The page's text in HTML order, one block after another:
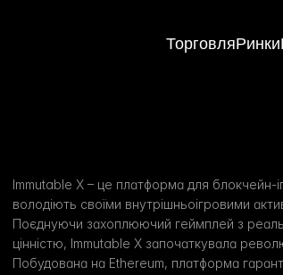
ТорговляРинки
Immutable X – це платформа для блокчейн-
володіють своїми внутрішньоігровими
Поєднуючи захоплюючий геймплей з
цінністю, Immutable X започаткувала
Побудована на Ethereum, платформа